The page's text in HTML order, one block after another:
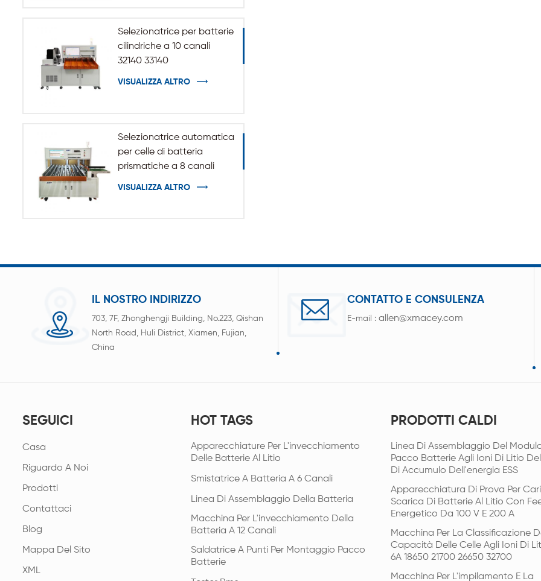
Selezionatrice per batterie
cilindriche a 10 canali
32140 33140
VISUALIZZA ALTRO
Selezionatrice automatica
per celle di batteria
prismatiche a 8 canali
VISUALIZZA ALTRO
IL NOSTRO INDIRIZZO
703, 7F, Zhonghengji Building, No.223, Qishan
North Road, Huli District, Xiamen, Fujian,
China
CONTATTO E CONSULENZA
E-mail :allen@xmacey.com
SEGUICI
Casa
Riguardo A Noi
Prodotti
Contattaci
Blog
Mappa Del Sito
XML
HOT TAGS
Apparecchiature Per L'invecchiamento
Delle Batterie Al Litio
Smistatrice A Batteria A 6 Canali
Linea Di Assemblaggio Della Batteria
Macchina Per L'invecchiamento Della
Batteria A 12 Canali
Saldatrice A Punti Per Montaggio Pacco
Batterie
PRODOTTI CALDI
Linea Di Assemblaggio Del
Pacco Batterie Agli Ioni Di Litio
Di Accumulo Dell'energia ESS
Apparecchiatura Di Prova Per
Scarica Di Batterie Al Litio Con
Energetico Da 100 V E 200 A
Macchina Per La Classificazione
Capacità Delle Celle Agli Ioni Di
6A 18650 21700 26650 32700
Macchina Per L'impilamento E La